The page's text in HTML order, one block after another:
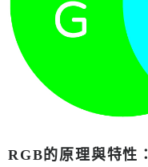
RGB的原理與特性：